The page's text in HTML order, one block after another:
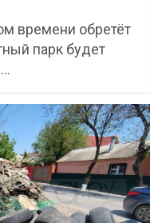
времени обретёт
парк будет